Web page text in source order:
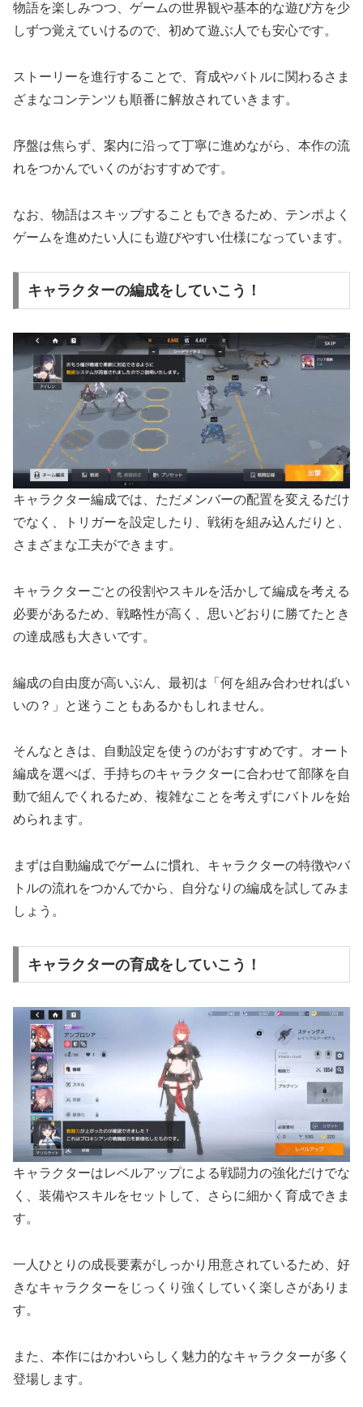
物語を楽しみつつ、ゲームの世界観や基本的な遊び方を少
しずつ覚えていけるので、初めて遊ぶ人でも安心です。
ストーリーを進行することで、育成やバトルに関わるさま
ざまなコンテンツも順番に解放されていきます。
序盤は焦らず、案内に沿って丁寧に進めながら、本作の流
れをつかんでいくのがおすすめです。
なお、物語はスキップすることもできるため、テンポよく
ゲームを進めたい人にも遊びやすい仕様になっています。
キャラクターの編成をしていこう！
キャラクター編成では、ただメンバーの配置を変えるだけ
でなく、トリガーを設定したり、戦術を組み込んだりと、
さまざまな工夫ができます。
キャラクターごとの役割やスキルを活かして編成を考える
必要があるため、戦略性が高く、思いどおりに勝てたとき
の達成感も大きいです。
編成の自由度が高いぶん、最初は「何を組み合わせればい
いの？」と迷うこともあるかもしれません。
そんなときは、自動設定を使うのがおすすめです。オート
編成を選べば、手持ちのキャラクターに合わせて部隊を自
動で組んでくれるため、複雑なことを考えずにバトルを始
められます。
まずは自動編成でゲームに慣れ、キャラクターの特徴やバ
トルの流れをつかんでから、自分なりの編成を試してみま
しょう。
キャラクターの育成をしていこう！
キャラクターはレベルアップによる戦闘力の強化だけでな
く、装備やスキルをセットして、さらに細かく育成できま
す。
一人ひとりの成長要素がしっかり用意されているため、好
きなキャラクターをじっくり強くしていく楽しさがありま
す。
また、本作にはかわいらしく魅力的なキャラクターが多く
登場します。